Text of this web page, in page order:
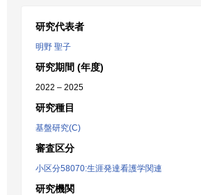
研究代表者
明野 聖子
研究期間 (年度)
2022 – 2025
研究種目
基盤研究(C)
審査区分
小区分58070:生涯発達看護学関連
研究機関